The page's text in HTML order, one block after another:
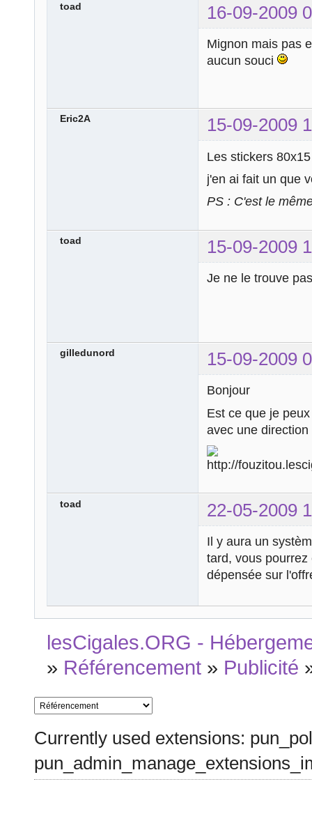
toad 16-09-2009
Mignon mais pas
aucun souci
Eric2A 15-09-2009
Les stickers
j'en ai fait un que
PS : C'est le
toad 15-09-2009
Je ne le trouve
gilledunord 15-09-2009
Bonjour
Est ce que je
avec une
toad 22-05-2009
Il y aura un
tard, vous
dépensée sur
lesCigales.ORG -
» Référencement » Publicité
Currently used extensions: